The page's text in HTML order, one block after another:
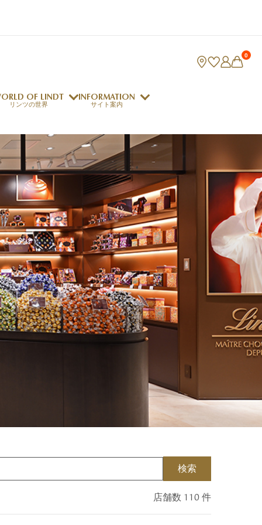
0
リネ クレマジェラータ
Club
OF LINDT
リンツの世界
グ リンツのチョコレートレシピ
ロジャーフェデラー
INFORMATION
サイト案内
検索
店舗数 110 件